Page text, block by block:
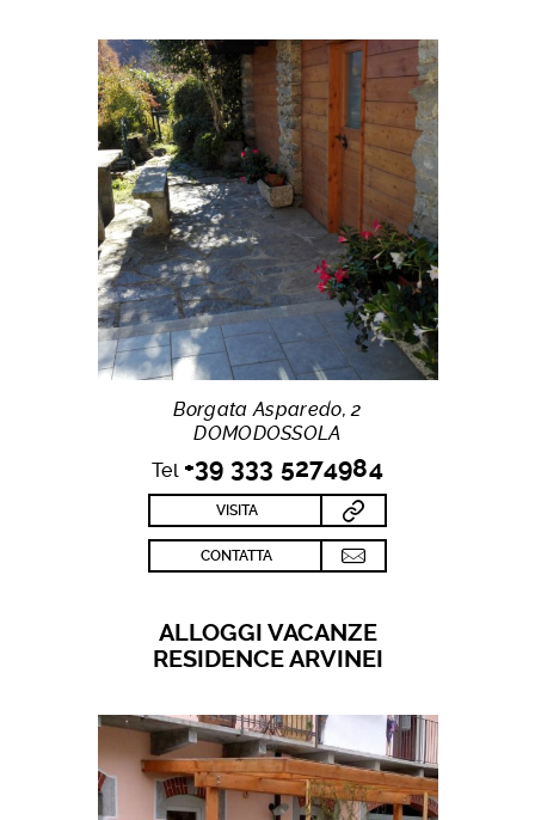
Borgata Asparedo, 2
DOMODOSSOLA
Tel +39 333 5274984
VISITA
CONTATTA
ALLOGGI VACANZE
RESIDENCE ARVINEI